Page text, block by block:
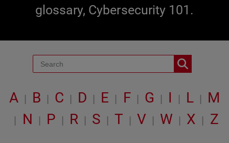
glossary, Cybersecurity 101.
A | B | C | D | E | F | G | I | L | M
| N | P | R | S | T | V | W | X | Z